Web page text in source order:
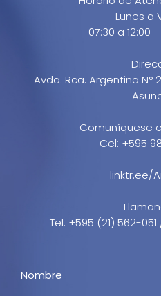
Lunes a
07:30 a 12:00 -
Avda. Rca. Argentina N°
Comuníquese
Cel: +595
linktr.ee/
Tel: +595 (21) 562-